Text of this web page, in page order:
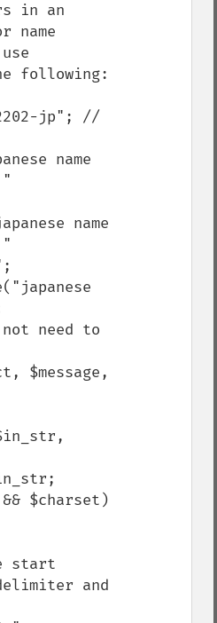
in an
name
following:
jp"; //
name
name
not need to
$message,
and